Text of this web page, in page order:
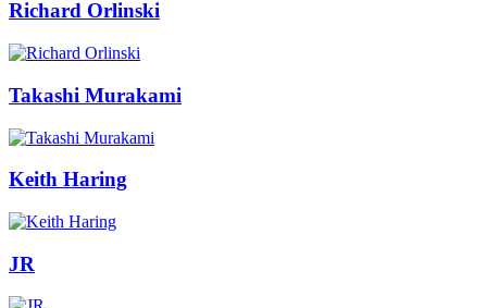
Richard Orlinski
Takashi Murakami
Keith Haring
JR